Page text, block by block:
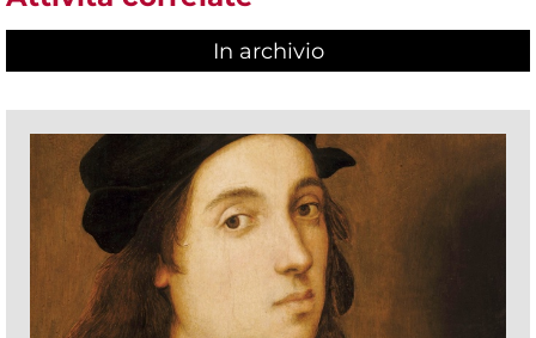
In archivio